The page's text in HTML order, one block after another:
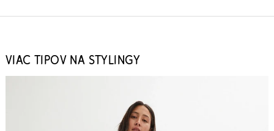
VIAC TIPOV NA STYLINGY